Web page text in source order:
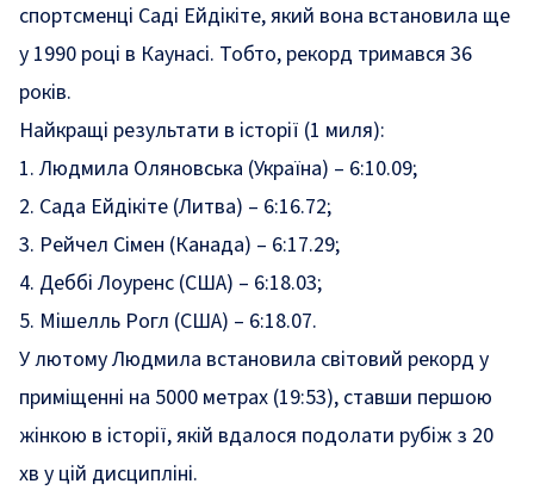
спортсменці Саді Ейдікіте, який вона встановила ще
у 1990 році в Каунасі. Тобто, рекорд тримався 36
років.
Найкращі результати в історії (1 миля):
1. Людмила Оляновська (Україна) – 6:10.09;
2. Сада Ейдікіте (Литва) – 6:16.72;
3. Рейчел Сімен (Канада) – 6:17.29;
4. Деббі Лоуренс (США) – 6:18.03;
5. Мішелль Рогл (США) – 6:18.07.
У лютому Людмила встановила світовий рекорд у
приміщенні на 5000 метрах (19:53), ставши першою
жінкою в історії, якій вдалося подолати рубіж з 20
хв у цій дисципліні.